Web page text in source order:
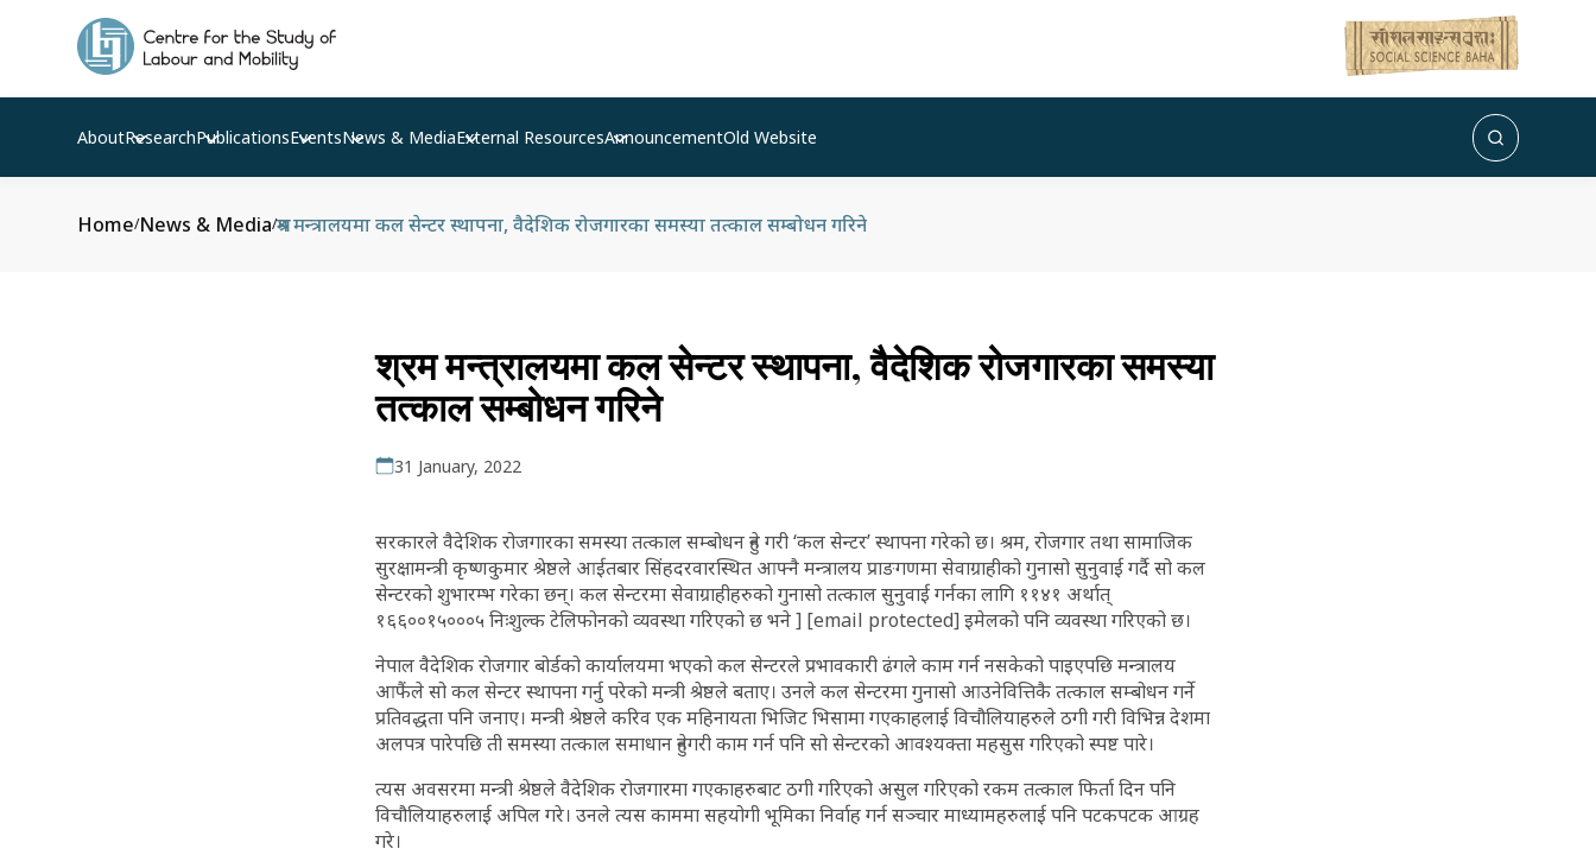
AboutResearchPublicationsEventsNews & MediaExternal ResourcesAnnouncementOld Website
Home/News & Media/श्रम मन्त्रालयमा कल सेन्टर स्थापना, वैदेशिक रोजगारका समस्या तत्काल सम्बोधन गरिने
श्रम मन्त्रालयमा कल सेन्टर स्थापना, वैदेशिक रोजगारका समस्या
तत्काल सम्बोधन गरिने
31 January, 2022
सरकारले वैदेशिक रोजगारका समस्या तत्काल सम्बोधन हुने गरी ‘कल सेन्टर’ स्थापना गरेको छ। श्रम, रोजगार तथा सामाजिक
सुरक्षामन्त्री कृष्णकुमार श्रेष्ठले आईतबार सिंहदरवारस्थित आफ्नै मन्त्रालय प्राङगणमा सेवाग्राहीको गुनासो सुनुवाई गर्दै सो कल
सेन्टरको शुभारम्भ गरेका छन्। कल सेन्टरमा सेवाग्राहीहरुको गुनासो तत्काल सुनुवाई गर्नका लागि ११४१ अर्थात्
१६६००१५०००५ निःशुल्क टेलिफोनको व्यवस्था गरिएको छ भने ] [email protected] इमेलको पनि व्यवस्था गरिएको छ।
नेपाल वैदेशिक रोजगार बोर्डको कार्यालयमा भएको कल सेन्टरले प्रभावकारी ढंगले काम गर्न नसकेको पाइएपछि मन्त्रालय
आफैंले सो कल सेन्टर स्थापना गर्नु परेको मन्त्री श्रेष्ठले बताए। उनले कल सेन्टरमा गुनासो आउनेवित्तिकै तत्काल सम्बोधन गर्ने
प्रतिवद्धता पनि जनाए। मन्त्री श्रेष्ठले करिव एक महिनायता भिजिट भिसामा गएकाहलाई विचौलियाहरुले ठगी गरी विभिन्न देशमा
अलपत्र पारेपछि ती समस्या तत्काल समाधान हुनेगरी काम गर्न पनि सो सेन्टरको आवश्यक्ता महसुस गरिएको स्पष्ट पारे।
त्यस अवसरमा मन्त्री श्रेष्ठले वैदेशिक रोजगारमा गएकाहरुबाट ठगी गरिएको असुल गरिएको रकम तत्काल फिर्ता दिन पनि
विचौलियाहरुलाई अपिल गरे। उनले त्यस काममा सहयोगी भूमिका निर्वाह गर्न सञ्चार माध्यामहरुलाई पनि पटकपटक आग्रह
गरे।